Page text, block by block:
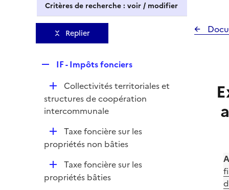
Critères de recherche : voir / modifier
Replier
p
l
i
e
r
IF - Impôts fonciers
D
é
p
e
Collectivités territoriales et
structures de coopération
intercommunale
D
é
i
Taxe foncière sur les
propriétés non bâties
D
é
Taxe foncière sur les
propriétés bâties